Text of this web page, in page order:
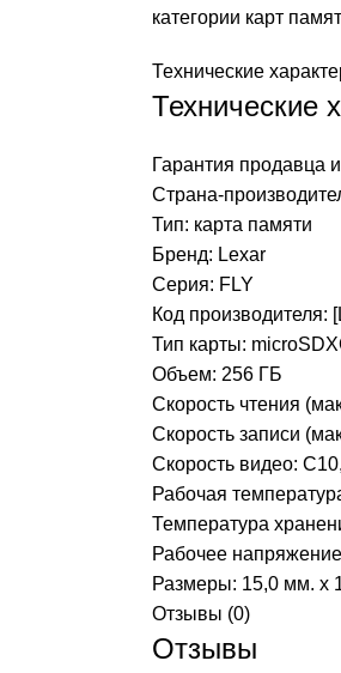
категории карт
Технические
Технические
Гарантия продавца
Страна-
Тип: карта памяти
Бренд: Lexar
Серия: FLY
Код производителя:
Тип карты:
Объем: 256 ГБ
Скорость чтения
Скорость записи
Скорость видео:
Рабочая
Температура
Рабочее
Размеры: 15,0 мм. x
Отзывы (0)
Отзывы